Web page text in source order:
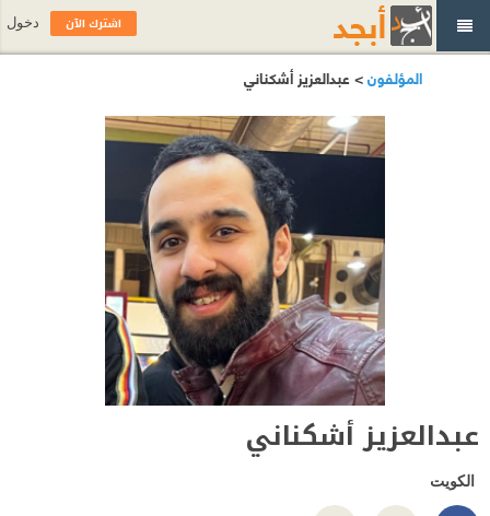
المؤلفون> عبدالعزيز أشكناني
عبدالعزيز أشكناني
الكويت
اشترك الآن دخول